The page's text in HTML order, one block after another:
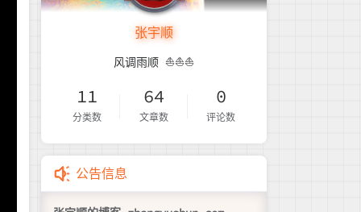
张宇顺
风调雨顺 ⛵️⛵️⛵️
11
分类数
64
文章数
0
评论数
公告信息